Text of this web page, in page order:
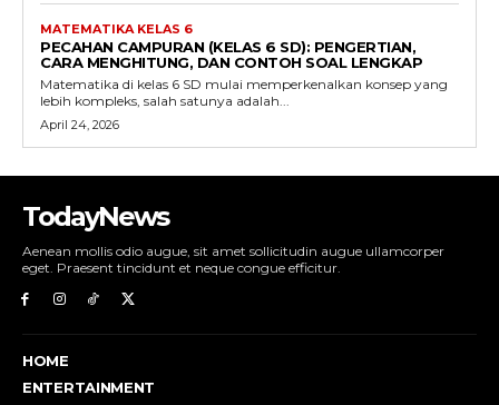
MATEMATIKA KELAS 6
PECAHAN CAMPURAN (KELAS 6 SD): PENGERTIAN,
CARA MENGHITUNG, DAN CONTOH SOAL LENGKAP
Matematika di kelas 6 SD mulai memperkenalkan konsep yang
lebih kompleks, salah satunya adalah...
April 24, 2026
TodayNews
Aenean mollis odio augue, sit amet sollicitudin augue ullamcorper
eget. Praesent tincidunt et neque congue efficitur.
HOME
ENTERTAINMENT